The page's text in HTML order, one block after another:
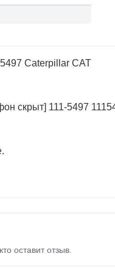
Caterpillar CAT
скрыт] 111-5497
оставит отзыв.